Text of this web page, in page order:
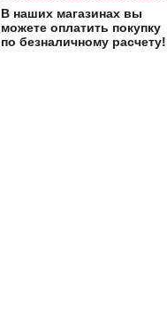
В наших магазинах вы
можете оплатить покупку
по безналичному расчету!